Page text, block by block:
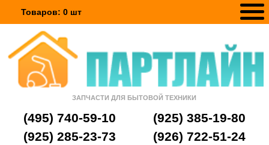
Товаров: 0 шт
ЗАПЧАСТИ ДЛЯ БЫТОВОЙ ТЕХНИКИ
(495) 740-59-10
(925) 385-19-80
(925) 285-23-73
(926) 722-51-24